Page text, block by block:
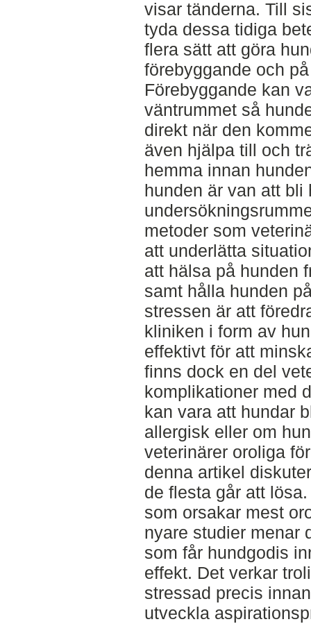
visar tänderna. Till
tyda dessa tidiga
flera sätt att göra
förebyggande och
Förebyggande kan
väntrummet så
direkt när den
även hjälpa till och
hemma innan
hunden är van att bli
metoder som
att underlätta
att hälsa på hunden
samt hålla hunden
stressen är att
kliniken i form av
effektivt för att
finns dock en del
komplikationer med
kan vara att hundar
allergisk eller om
veterinärer oroliga
denna artikel
de flesta går att
som orsakar mest
nyare studier menar
som får hundgodis
effekt. Det verkar
stressad precis
utveckla